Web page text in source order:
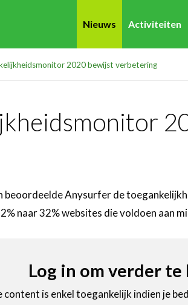
Nieuws Activiteiten
2020 bewijst verbetering
beoordeelde Anysurfer de
naar 32% websites die voldoen aan
Log in om verder te
content is enkel toegankelijk indien je